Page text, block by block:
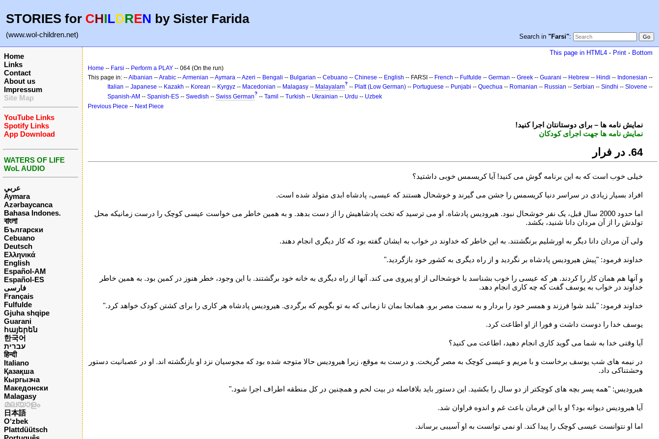
STORIES for CHILDREN by Sister Farida
(www.wol-children.net) Search in "Farsi":
Home
Links
Contact
About us
Impressum
Site Map
YouTube Links
Spotify Links
App Download
WATERS OF LIFE
WoL AUDIO
عربي
Aymara
Azərbaycanca
Bahasa Indones.
বাংলা
Български
Cebuano
Deutsch
Ελληνικά
English
Español-AM
Español-ES
فارسی
Français
Fulfulde
Gjuha shqipe
Guarani
հայերեն
한국어
עברית
हिन्दी
Italiano
Қазақша
Кыргызча
Македонски
Malagasy
മലയാളം
日本語
O‘zbek
Plattdüütsch
This page in HTML4 - Print - Bottom
Home -- Farsi -- Perform a PLAY -- 064 (On the run)
This page in: --Albanian --Arabic --Armenian --Aymara --Azeri -- Bengali -- Bulgarian -- Cebuano -- Chinese -- English -- FARSI -- French -- Fulfulde -- German -- Greek -- Guarani -- Hebrew -- Hindi -- Indonesian --
Italian -- Japanese -- Kazakh -- Korean -- Kyrgyz -- Macedonian -- Malagasy -- Malayalam? -- Platt (Low German) -- Portuguese -- Punjabi -- Quechua -- Romanian -- Russian -- Serbian -- Sindhi -- Slovene --
Spanish-AM -- Spanish-ES -- Swedish -- Swiss German? -- Tamil -- Turkish -- Ukrainian -- Urdu -- Uzbek
Previous Piece -- Next Piece
!نمایش نامه ها – برای دوستانتان اجرا کنید
نمایش نامه ها جهت اجرای کودکان
46. در فرار
خیلی خوب است که به این برنامه گوش می کنید! آیا کریسمس خوبی داشتید؟
افراد بسیار زیادی در سراسر دنیا کریسمس را جشن می گیرند و خوشحال هستند که عیسی، پادشاه ابدی متولد شده است.
اما حدود 0002 سال قبل، یک نفر خوشحال نبود. هیرودیس پادشاه. او می ترسید که تخت پادشاهیش را از دست بدهد. و به همین خاطر می خواست عیسی کوچک را درست زمانیکه محل
تولدش را از آن مردان دانا شنید، بکشد.
ولی آن مردان دانا دیگر به اورشلیم برنگشتند. به این خاطر که خداوند در خواب به ایشان گفته بود که کار دیگری انجام دهند.
خداوند فرمود: "پیش هیرودیس پادشاه بر نگردید و از راه دیگری به کشور خود بازگردید."
و آنها هم همان کار را کردند. هر که عیسی را خوب بشناسد با خوشحالی از او پیروی می کند. آنها از راه دیگری به خانه خود برگشتند. با این وجود، خطر هنوز در کمین بود. به همین خاطر
خداوند در خواب به یوسف گفت که چه کاری انجام دهد.
خداوند فرمود: "بلند شو! فرزند و همسر خود را بردار و به سمت مصر برو. همانجا بمان تا زمانی که به تو بگویم که برگردی. هیرودیس پادشاه هر کاری را برای کشتن کودک خواهد کرد."
یوسف خدا را دوست داشت و فورا از او اطاعت کرد.
آیا وقتی خدا به شما می گوید کاری انجام دهید، اطاعت می کنید؟
در نیمه های شب یوسف برخاست و با مریم و عیسی کوچک به مصر گریخت. و درست به موقع، زیرا هیرودیس حالا متوجه شده بود که مجوسیان نزد او بازنگشته اند. او در عصبانیت دستور
وحشتناکی داد.
هیرودیس: "همه پسر بچه های کوچکتر از دو سال را بکشید. این دستور باید بلافاصله در بیت لحم و همچنین در کل منطقه اطراف اجرا شود."
آیا هیرودیس دیوانه بود؟ او با این فرمان باعث غم و اندوه فراوان شد.
اما او نتوانست عیسی کوچک را پیدا کند. او نمی توانست به او آسیبی برساند.